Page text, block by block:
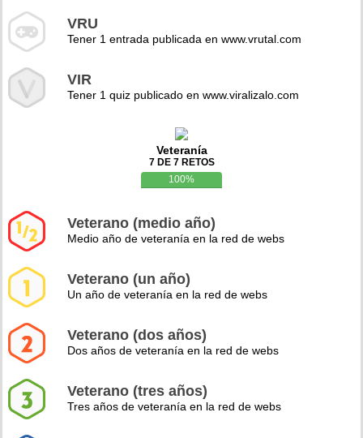
VRU
Tener 1 entrada publicada en www.vrutal.com
VIR
Tener 1 quiz publicado en www.viralizalo.com
Veteranía
7 DE 7 RETOS
100%
Veterano (medio año)
Medio año de veteranía en la red de webs
Veterano (un año)
Un año de veteranía en la red de webs
Veterano (dos años)
Dos años de veteranía en la red de webs
Veterano (tres años)
Tres años de veteranía en la red de webs